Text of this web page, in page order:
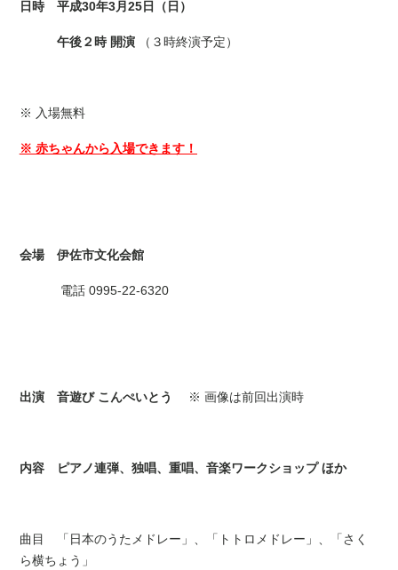
日時 平成30年3月25日（日）
午後２時 開演 （３時終演予定）
※ 入場無料
※ 赤ちゃんから入場できます！
会場伊佐市文化会館
電話 0995-22-6320
出演 音遊び こんぺいとう ※ 画像は前回出演時
内容 ピアノ連弾、独唱、重唱、音楽ワークショップ ほか
曲目 「日本のうたメドレー」、「トトロメドレー」、「さく
ら横ちょう」